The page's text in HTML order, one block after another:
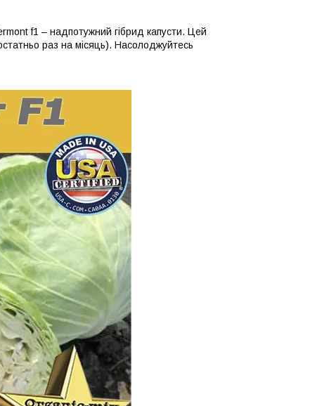
f1 – надпотужний гібрид капусти. Цей
раз на місяць). Насолоджуйтесь